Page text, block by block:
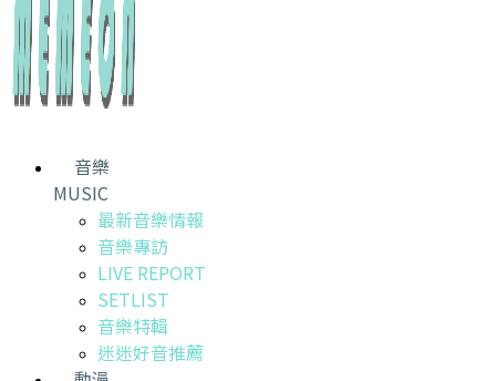
音樂
MUSIC
最新音樂情報
音樂專訪
LIVE REPORT
SETLIST
音樂特輯
迷迷好音推薦